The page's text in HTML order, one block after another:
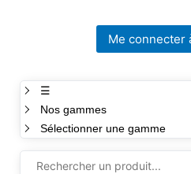
Me connecter
☰
Nos gammes
Sélectionner une gamme